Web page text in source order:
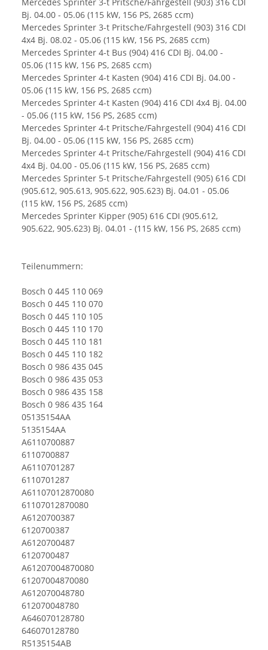
Bj. 04.00 - 05.06 (115 kW, 156 PS, 2685 ccm)
Mercedes Sprinter 3-t Pritsche/Fahrgestell (903) 316 CDI
4x4 Bj. 08.02 - 05.06 (115 kW, 156 PS, 2685 ccm)
Mercedes Sprinter 4-t Bus (904) 416 CDI Bj. 04.00 -
05.06 (115 kW, 156 PS, 2685 ccm)
Mercedes Sprinter 4-t Kasten (904) 416 CDI Bj. 04.00 -
05.06 (115 kW, 156 PS, 2685 ccm)
Mercedes Sprinter 4-t Kasten (904) 416 CDI 4x4 Bj. 04.00
- 05.06 (115 kW, 156 PS, 2685 ccm)
Mercedes Sprinter 4-t Pritsche/Fahrgestell (904) 416 CDI
Bj. 04.00 - 05.06 (115 kW, 156 PS, 2685 ccm)
Mercedes Sprinter 4-t Pritsche/Fahrgestell (904) 416 CDI
4x4 Bj. 04.00 - 05.06 (115 kW, 156 PS, 2685 ccm)
Mercedes Sprinter 5-t Pritsche/Fahrgestell (905) 616 CDI
(905.612, 905.613, 905.622, 905.623) Bj. 04.01 - 05.06
(115 kW, 156 PS, 2685 ccm)
Mercedes Sprinter Kipper (905) 616 CDI (905.612,
905.622, 905.623) Bj. 04.01 - (115 kW, 156 PS, 2685 ccm)
Teilenummern:
Bosch 0 445 110 069
Bosch 0 445 110 070
Bosch 0 445 110 105
Bosch 0 445 110 170
Bosch 0 445 110 181
Bosch 0 445 110 182
Bosch 0 986 435 045
Bosch 0 986 435 053
Bosch 0 986 435 158
Bosch 0 986 435 164
05135154AA
5135154AA
A6110700887
6110700887
A6110701287
6110701287
A61107012870080
61107012870080
A6120700387
6120700387
A6120700487
6120700487
A61207004870080
61207004870080
A612070048780
612070048780
A646070128780
646070128780
R5135154AB